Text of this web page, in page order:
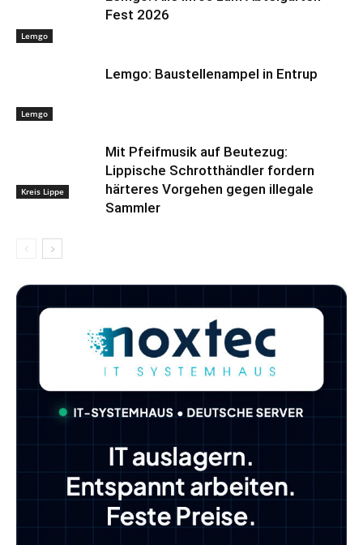
Lemgo
Fest 2026
Lemgo
Lemgo: Baustellenampel in Entrup
Kreis Lippe
Mit Pfeifmusik auf Beutezug:
Lippische Schrotthändler fordern
härteres Vorgehen gegen illegale
Sammler